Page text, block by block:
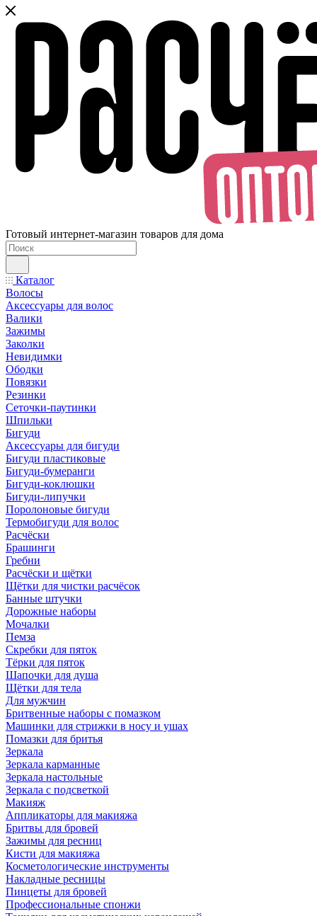
Готовый интернет-магазин товаров для дома
Каталог
Волосы
Аксессуары для волос
Валики
Зажимы
Заколки
Невидимки
Ободки
Повязки
Резинки
Сеточки-паутинки
Шпильки
Бигуди
Аксессуары для бигуди
Бигуди пластиковые
Бигуди-бумеранги
Бигуди-коклюшки
Бигуди-липучки
Поролоновые бигуди
Термобигуди для волос
Расчёски
Брашинги
Гребни
Расчёски и щётки
Щётки для чистки расчёсок
Банные штучки
Дорожные наборы
Мочалки
Пемза
Скребки для пяток
Тёрки для пяток
Шапочки для душа
Щётки для тела
Для мужчин
Бритвенные наборы с помазком
Машинки для стрижки в носу и ушах
Помазки для бритья
Зеркала
Зеркала карманные
Зеркала настольные
Зеркала с подсветкой
Макияж
Аппликаторы для макияжа
Бритвы для бровей
Зажимы для ресниц
Кисти для макияжа
Косметологические инструменты
Накладные ресницы
Пинцеты для бровей
Профессиональные спонжи